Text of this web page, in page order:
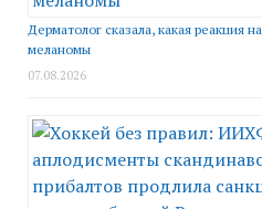
Дерматолог сказала, какая реакция
меланомы
07.08.2026